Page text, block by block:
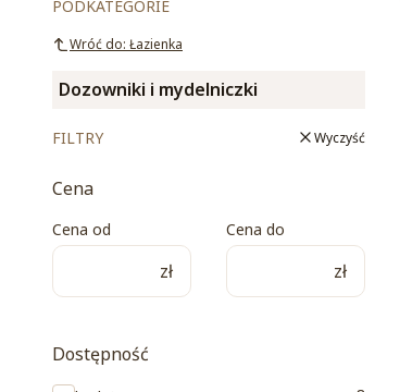
PODKATEGORIE
Wróć do: Łazienka
Dozowniki i mydelniczki
FILTRY Wyczyść
Cena
Cena od
zł
Cena do
zł
Dostępność